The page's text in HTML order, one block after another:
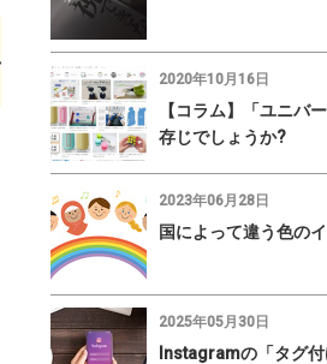
2020年10月16日
【コラム】「ユニバ
存じでしょうか?
2023年06月28日
国によって違う色の
2025年05月30日
Instagramの「タグ